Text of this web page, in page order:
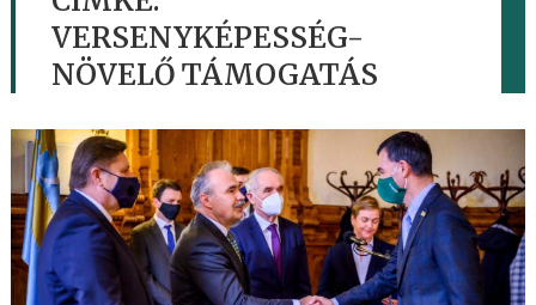
VERSENYKÉPESSÉG-
NÖVELŐ TÁMOGATÁS